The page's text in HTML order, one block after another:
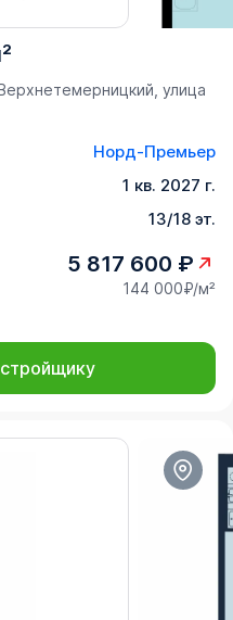
улица
Норд-Премьер
1 кв. 2027 г.
13/18 эт.
5 817 600 ₽
144 000₽/м²